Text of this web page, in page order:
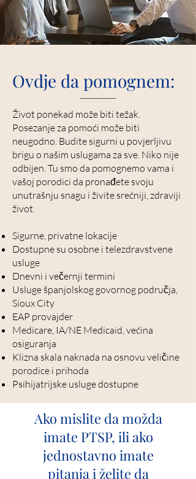
Ovdje da pomognem:
Život ponekad može biti težak.
Posezanje za pomoći može biti
neugodno. Budite sigurni u povjerljivu
brigu o našim uslugama za sve. Niko nije
odbijen. Tu smo da pomognemo vama i
vašoj porodici da pronađete svoju
unutrašnju snagu i živite srećniji, zdraviji
život.
Sigurne, privatne lokacije
Dostupne su osobne i telezdravstvene
usluge
Dnevni i večernji termini
Usluge španjolskog govornog područja,
Sioux City
EAP provajder
Medicare, IA/NE Medicaid, većina
osiguranja
Klizna skala naknada na osnovu veličine
porodice i prihoda
Psihijatrijske usluge dostupne
Ako mislite da možda
imate PTSP, ili ako
jednostavno imate
pitanja i želite da